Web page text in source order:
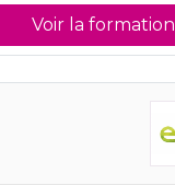
Voir la formation